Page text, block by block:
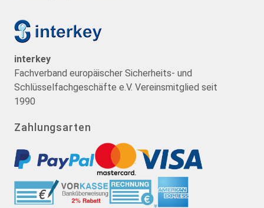
interkey
Fachverband europäischer Sicherheits- und
Schlüsselfachgeschäfte e.V. Vereinsmitglied seit
1990
Zahlungsarten